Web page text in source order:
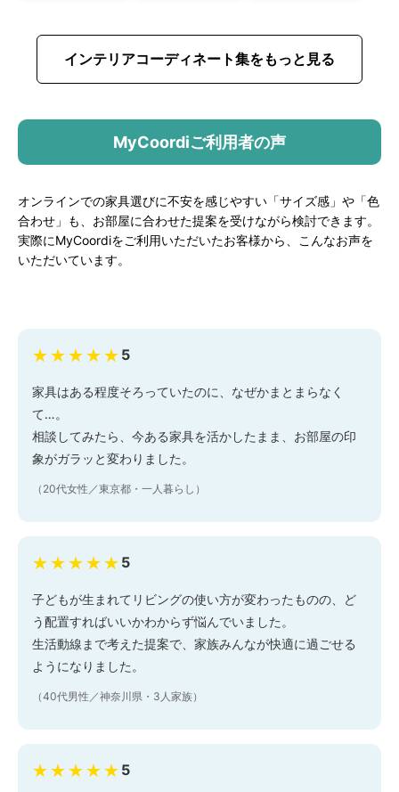
インテリアコーディネート集をもっと見る
MyCoordiご利用者の声
オンラインでの家具選びに不安を感じやすい「サイズ感」や「色
合わせ」も、お部屋に合わせた提案を受けながら検討できます。
実際にMyCoordiをご利用いただいたお客様から、こんなお声を
いただいています。
★★★★★ 5
家具はある程度そろっていたのに、なぜかまとまらなく
て…。
相談してみたら、今ある家具を活かしたまま、お部屋の印
象がガラッと変わりました。
（20代女性／東京都・一人暮らし）
★★★★★ 5
子どもが生まれてリビングの使い方が変わったものの、ど
う配置すればいいかわからず悩んでいました。
生活動線まで考えた提案で、家族みんなが快適に過ごせる
ようになりました。
（40代男性／神奈川県・3人家族）
★★★★★ 5